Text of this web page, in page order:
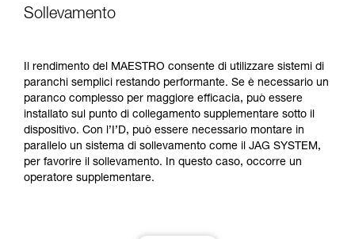
capire queste ulteriori informazioni.
sicurezza, prima di riprodurla autonomamente.
Forniamo esempi di tecniche relative alla vostra
attività. Ne possono esistere altre che non
vengono qui descritte.
Sollevamento
Il rendimento del MAESTRO consente di utilizzare sistemi di
paranchi semplici restando performante. Se è necessario un
paranco complesso per maggiore efficacia, può essere
installato sul punto di collegamento supplementare sotto il
dispositivo. Con l’I’D, può essere necessario montare in
parallelo un sistema di sollevamento come il JAG SYSTEM,
per favorire il sollevamento. In questo caso, occorre un
operatore supplementare.